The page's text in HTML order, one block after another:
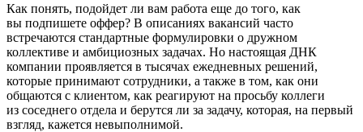
Как понять, подойдет ли вам работа еще до того, как
вы подпишете оффер? В описаниях вакансий часто
встречаются стандартные формулировки о дружном
коллективе и амбициозных задачах. Но настоящая ДНК
компании проявляется в тысячах ежедневных решений,
которые принимают сотрудники, а также в том, как они
общаются с клиентом, как реагируют на просьбу коллеги
из соседнего отдела и берутся ли за задачу, которая, на первый
взгляд, кажется невыполнимой.